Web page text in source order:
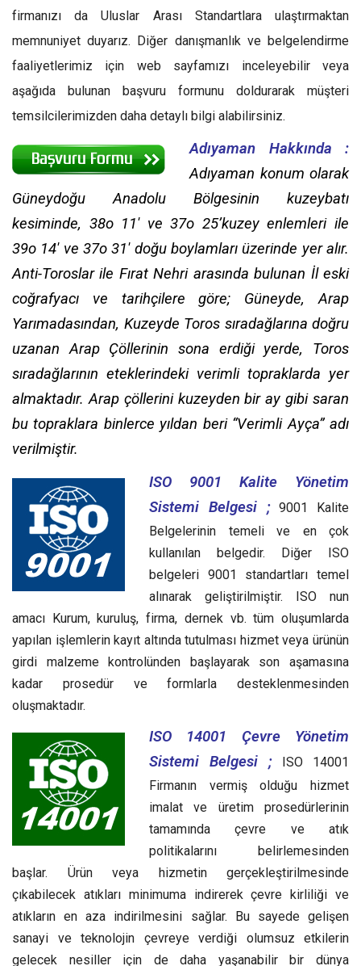
firmanızı da Uluslar Arası Standartlara ulaştırmaktan
memnuniyet duyarız. Diğer danışmanlık ve belgelendirme
faaliyetlerimiz için web sayfamızı inceleyebilir veya
aşağıda bulunan başvuru formunu doldurarak müşteri
temsilcilerimizden daha detaylı bilgi alabilirsiniz.
Adıyaman Hakkında :
Adıyaman konum olarak
Güneydoğu Anadolu Bölgesinin kuzeybatı
kesiminde, 38o 11′ ve 37o 25’kuzey enlemleri ile
39o 14′ ve 37o 31′ doğu boylamları üzerinde yer alır.
Anti-Toroslar ile Fırat Nehri arasında bulunan İl eski
coğrafyacı ve tarihçilere göre; Güneyde, Arap
Yarımadasından, Kuzeyde Toros sıradağlarına doğru
uzanan Arap Çöllerinin sona erdiği yerde, Toros
sıradağlarının eteklerindeki verimli topraklarda yer
almaktadır. Arap çöllerini kuzeyden bir ay gibi saran
bu topraklara binlerce yıldan beri “Verimli Ayça” adı
verilmiştir.
ISO 9001 Kalite Yönetim
Sistemi Belgesi ;9001 Kalite
Belgelerinin temeli ve en çok
kullanılan belgedir. Diğer ISO
belgeleri 9001 standartları temel
alınarak geliştirilmiştir. ISO nun
amacı Kurum, kuruluş, firma, dernek vb. tüm oluşumlarda
yapılan işlemlerin kayıt altında tutulması hizmet veya ürünün
girdi malzeme kontrolünden başlayarak son aşamasına
kadar prosedür ve formlarla desteklenmesinden
oluşmaktadır.
ISO 14001 Çevre Yönetim
Sistemi Belgesi ;
ISO 14001
Firmanın vermiş olduğu hizmet
imalat ve üretim prosedürlerinin
tamamında çevre ve atık
politikalarını belirlemesinden
başlar. Ürün veya hizmetin gerçekleştirilmesinde
çıkabilecek atıkları minimuma indirerek çevre kirliliği ve
atıkların en aza indirilmesini sağlar. Bu sayede gelişen
sanayi ve teknolojin çevreye verdiği olumsuz etkilerin
gelecek nesiller için de daha yaşanabilir bir dünya